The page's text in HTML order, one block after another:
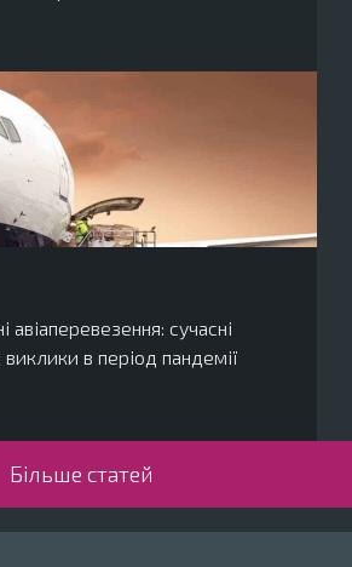
авіаперевезення: сучасні
виклики в період пандемії
Більше статей